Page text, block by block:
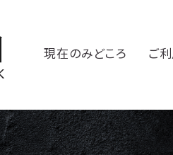
現在のみどころ ご